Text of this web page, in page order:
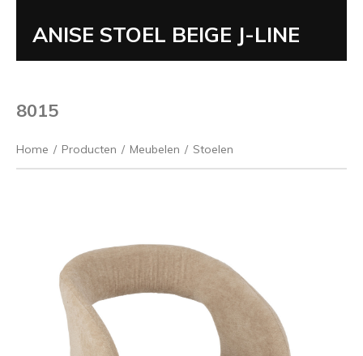
ANISE STOEL BEIGE J-LINE
8015
Home / Producten / Meubelen / Stoelen